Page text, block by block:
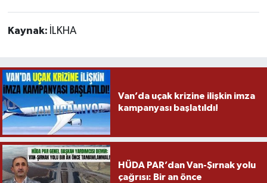
Kaynak: İLKHA
Van’da uçak krizine ilişkin imza
kampanyası başlatıldı!
HÜDA PAR’dan Van-Şırnak yolu
çağrısı: Bir an önce